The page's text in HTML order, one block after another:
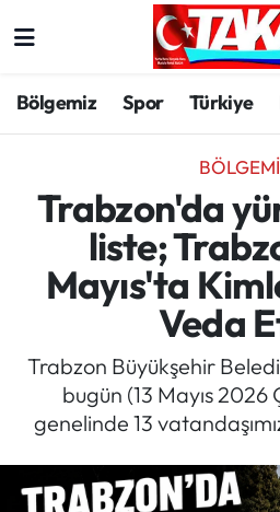
Bölgemiz Spor Türkiye
Trabzon'da
liste;
Mayıs'ta
Veda
Trabzon Büyükşehir
bugün (13 Mayıs
genelinde 13
Spor
Türkiye
Kültür/Sanat
Politika
Politik Kulis
Dünya
Trabzon Hava Durumu
Trabzon Trafik Yoğunluk
Süper Lig Puan Durumu
Tüm Manşetler
Son Dakika Haberleri
Haber Arşivi